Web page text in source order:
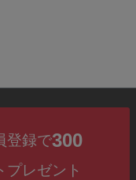
登録で300
プレゼント